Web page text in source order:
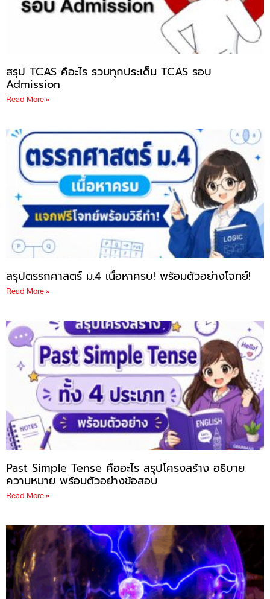
สรุป TCAS คือะไร รวมทุกประเด็น TCAS รอบ
Admission
Read More »
สรุปตรรกศาสตร์ ม.4 เนื้อหาครบ! พร้อมตัวอย่างโจทย์!
Read More »
Past Simple Tense คืออะไร สรุปโครงสร้าง อธิบาย
ความหมาย พร้อมตัวอย่างข้อสอบ
Read More »